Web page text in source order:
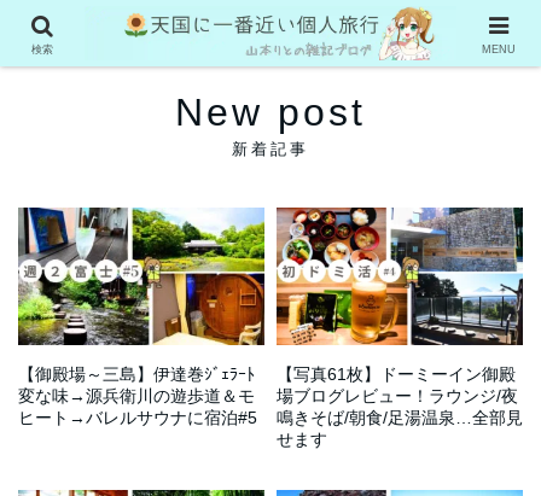
New post
【御殿場～三島】伊達巻ｼﾞｪﾗｰﾄ
変な味→源兵衛川の遊歩道＆モ
ヒート→バレルサウナに宿泊#5
【写真61枚】ドーミーイン御殿
場ブログレビュー！ラウンジ/夜
鳴きそば/朝食/足湯温泉…全部見
せます
検索 MENU